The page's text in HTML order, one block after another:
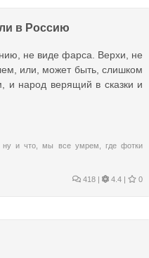
в Россию
не виде фарса. Верхи, не
или, может быть, слишком
и народ верящий в сказки и
ну и что ,мы все умрем
где фотки
418 | 4.4 | 0